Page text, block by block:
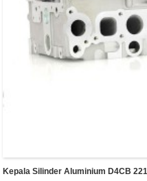
Kepala Silinder Aluminium D4CB